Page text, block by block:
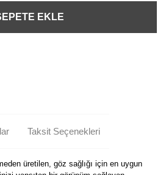
EKLE
Taksit Seçenekleri
üretilen, göz sağlığı için en uygun